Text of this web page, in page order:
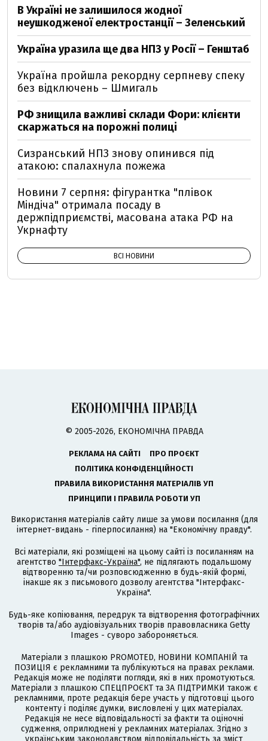
В Україні не залишилося жодної
неушкодженої електростанції – Зеленський
Україна уразила ще два НПЗ у Росії – Генштаб
Україна пройшла рекордну серпневу спеку
без відключень – Шмигаль
РФ знищила важливі склади Фори: клієнти
скаржаться на порожні полиці
Сизранський НПЗ знову опинився під
атакою: спалахнула пожежа
Новини 7 серпня: фігурантка "плівок
Міндіча" отримала посаду в
держпідприємстві, масована атака РФ на
Укрнафту
ВСІ НОВИНИ
© 2005-2026, ЕКОНОМІЧНА ПРАВДА
РЕКЛАМА НА САЙТІ
ПРО ПРОЄКТ
ПОЛІТИКА КОНФІДЕНЦІЙНОСТІ
ПРАВИЛА ВИКОРИСТАННЯ МАТЕРІАЛІВ УП
ПРИНЦИПИ І ПРАВИЛА РОБОТИ УП
Використання матеріалів сайту лише за умови посилання (для
інтернет-видань - гіперпосилання) на "Економічну правду".
Всі матеріали, які розміщені на цьому сайті із посиланням на
агентство "Інтерфакс-Україна", не підлягають подальшому
відтворенню та/чи розповсюдженню в будь-якій формі,
інакше як з письмового дозволу агентства "Інтерфакс-
Україна".
Будь-яке копіювання, передрук та відтворення фотографічних
творів та/або аудіовізуальних творів правовласника Getty
Images - суворо забороняється.
Матеріали з плашкою PROMOTED, НОВИНИ КОМПАНІЙ та
ПОЗИЦІЯ є рекламними та публікуються на правах реклами.
Редакція може не поділяти погляди, які в них промотуються.
Матеріали з плашкою СПЕЦПРОЄКТ та ЗА ПІДТРИМКИ також є
рекламними, проте редакція бере участь у підготовці цього
контенту і поділяє думки, висловлені у цих матеріалах.
Редакція не несе відповідальності за факти та оціночні
судження, оприлюднені у рекламних матеріалах. Згідно з
українським законодавством відповідальність за зміст